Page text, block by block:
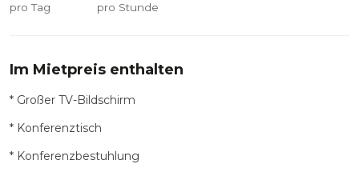
pro Tag pro Stunde
Im Mietpreis enthalten
* Großer TV-Bildschirm
* Konferenztisch
* Konferenzbestuhlung